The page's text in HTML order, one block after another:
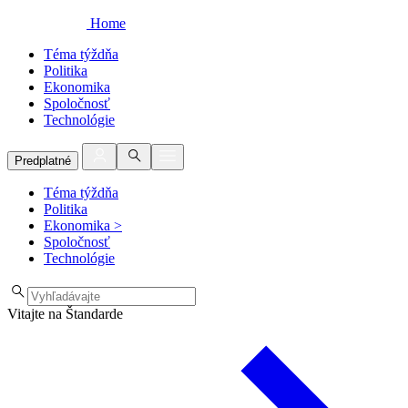
Home
Téma týždňa
Politika
Ekonomika
Spoločnosť
Technológie
Predplatné
Téma týždňa
Politika
Ekonomika >
Spoločnosť
Technológie
Vitajte na Štandarde